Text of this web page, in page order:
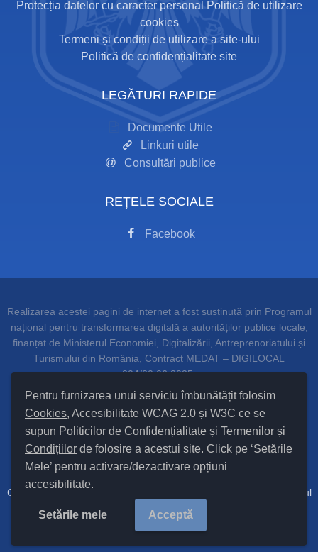
Pentru furnizarea unui serviciu îmbunătățit folosim
Cookies, Accesibilitate WCAG 2.0 și W3C ce se
supun Politicilor de Confidențialitate și Termenilor și
Condițiilor de folosire a acestui site. Click pe ‘Setările
Mele’ pentru activare/dezactivare opțiuni
accesibilitate.
Setările mele Acceptă
Protecția datelor cu caracter personal
Politică de utilizare
cookies
Termeni și condiții de utilizare a site-ului
Politică de confidențialitate site
LEGĂTURI RAPIDE
Documente Utile
Linkuri utile
Consultări publice
REȚELE SOCIALE
Facebook
Realizarea acestei pagini de internet a fost susținută prin Programul
național pentru transformarea digitală a autorităților publice locale,
finanțat de Ministerul Economiei, Digitalizării, Antreprenoriatului și
Turismului din România, Contract MEDAT – DIGILOCAL
204/20.06.2025.
Setări Cookies și Accesibilitate
Cod Județ 4 / Județul Bacău / Tipul UAT – 14 – C – Comună / Codul
SIRUTA al Unității Administrativ Teritoriale Sănduleni 25148 / |
Vechi